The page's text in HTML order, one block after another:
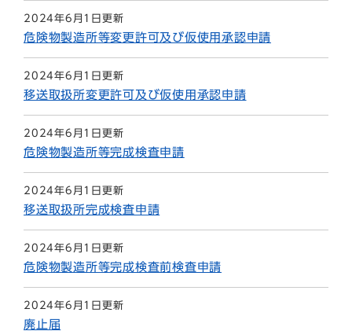
2024年6月1日更新
危険物製造所等変更許可及び仮使用承認申請
2024年6月1日更新
移送取扱所変更許可及び仮使用承認申請
2024年6月1日更新
危険物製造所等完成検査申請
2024年6月1日更新
移送取扱所完成検査申請
2024年6月1日更新
危険物製造所等完成検査前検査申請
2024年6月1日更新
廃止届